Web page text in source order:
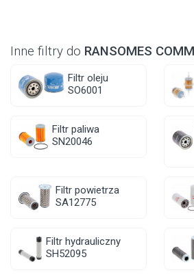
Inne filtry do RANSOMES
Filtr oleju
SO6001
Filtr paliwa
SN20046
Filtr powietrza
SA12775
Filtr hydrauliczny
SH52095